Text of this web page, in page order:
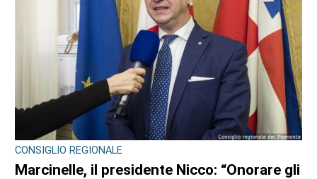
CONSIGLIO REGIONALE
Marcinelle, il presidente Nicco: “Onorare gli